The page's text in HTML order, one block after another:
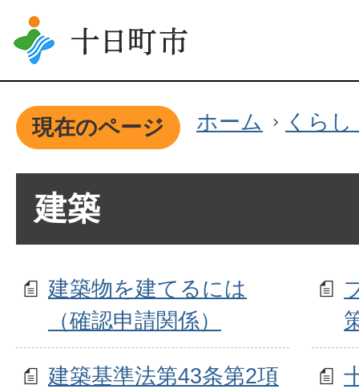
現在のページ ホーム くら
建築
建築物を建てるには
（確認申請関係）
建築基準法第43条第2項